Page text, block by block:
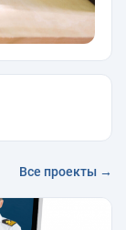
Все проекты →